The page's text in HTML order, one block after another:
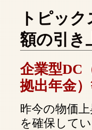
トピック
額の引き
企業型DC
拠出年金
昨今の物価
を確保して